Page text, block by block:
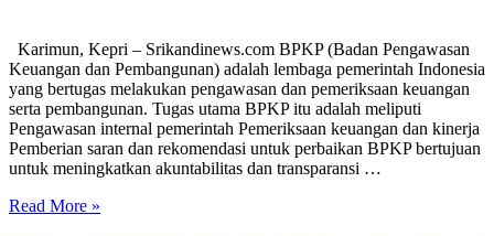
Karimun, Kepri – Srikandinews.com BPKP (Badan Pengawasan
Keuangan dan Pembangunan) adalah lembaga pemerintah Indonesia
yang bertugas melakukan pengawasan dan pemeriksaan keuangan
serta pembangunan. Tugas utama BPKP itu adalah meliputi
Pengawasan internal pemerintah Pemeriksaan keuangan dan kinerja
Pemberian saran dan rekomendasi untuk perbaikan BPKP bertujuan
untuk meningkatkan akuntabilitas dan transparansi …
Read More »